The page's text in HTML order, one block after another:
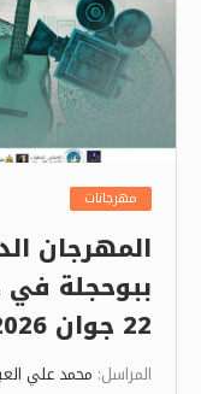
مهرجانات
المهرجان
22 جوان 2026
المراسل: محمد علي